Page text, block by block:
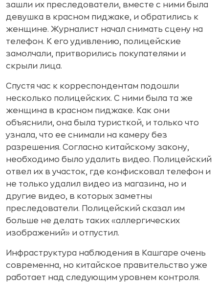
зашли их преследователи, вместе с ними была
девушка в красном пиджаке, и обратились к
женщине. Журналист начал снимать сцену на
телефон. К его удивлению, полицейские
замолчали, притворились покупателями и
скрыли лица.
Спустя час к корреспондентам подошли
несколько полицейских. С ними была та же
женщина в красном пиджаке. Как они
объяснили, она была туристкой, и только что
узнала, что ее снимали на камеру без
разрешения. Согласно китайскому закону,
необходимо было удалить видео. Полицейский
отвел их в участок, где конфисковал телефон и
не только удалил видео из магазина, но и
другие видео, в которых заметны
преследователи. Полицейский сказал им
больше не делать таких «аллергических
изображений» и отпустил.
Инфраструктура наблюдения в Кашгаре очень
современна, но китайское правительство уже
работает над следующим уровнем контроля.